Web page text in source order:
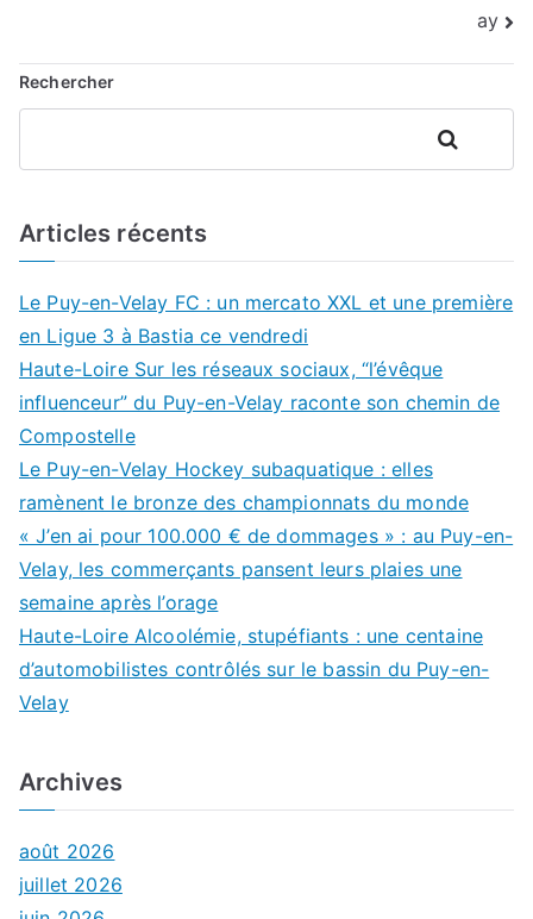
ay
Rechercher
Rechercher
Articles récents
Le Puy-en-Velay FC : un mercato XXL et une première
en Ligue 3 à Bastia ce vendredi
Haute-Loire Sur les réseaux sociaux, “l’évêque
influenceur” du Puy-en-Velay raconte son chemin de
Compostelle
Le Puy-en-Velay Hockey subaquatique : elles
ramènent le bronze des championnats du monde
« J’en ai pour 100.000 € de dommages » : au Puy-en-
Velay, les commerçants pansent leurs plaies une
semaine après l’orage
Haute-Loire Alcoolémie, stupéfiants : une centaine
d’automobilistes contrôlés sur le bassin du Puy-en-
Velay
Archives
août 2026
juillet 2026